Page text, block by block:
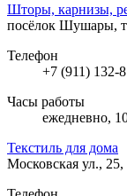
Шторы, карнизы,
посёлок Шушары,
Телефон
+7 (911) 132-
Часы работы
ежедневно,
Текстиль для дома
Московская ул.,